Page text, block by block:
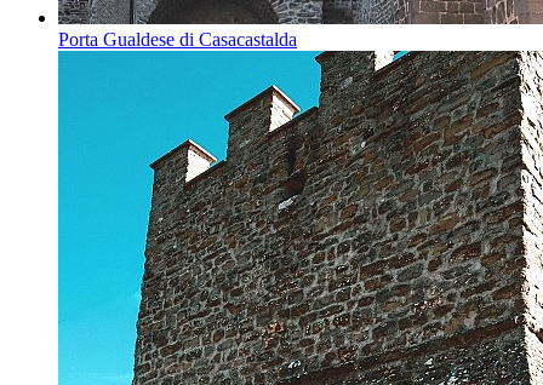
Porta Gualdese di Casacastalda